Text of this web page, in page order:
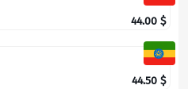
44.00 $
44.50 $